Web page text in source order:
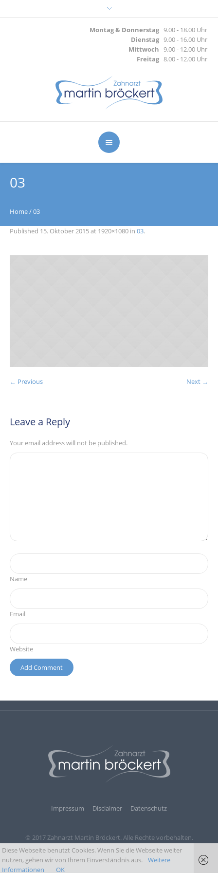
Montag & Donnerstag9.00 - 18.00 Uhr
Dienstag9.00 - 16.00 Uhr
Mittwoch 9.00 - 12.00 Uhr
Freitag8.00 - 12.00 Uhr
03
Home/03
Published 15. Oktober 2015at 1920×1080 in 03.
← Previous Next →
Leave a Reply
Your email address will not be published.
Name
Email
Website
Impressum Disclaimer Datenschutz
© 2017 Zahnarzt Martin Bröckert. Alle Rechte vorbehalten.
Diese Webseite benutzt Cookies. Wenn Sie die Webseite weiter
nutzen, gehen wir von Ihrem Einverständnis aus.
Weitere
Informationen
OK